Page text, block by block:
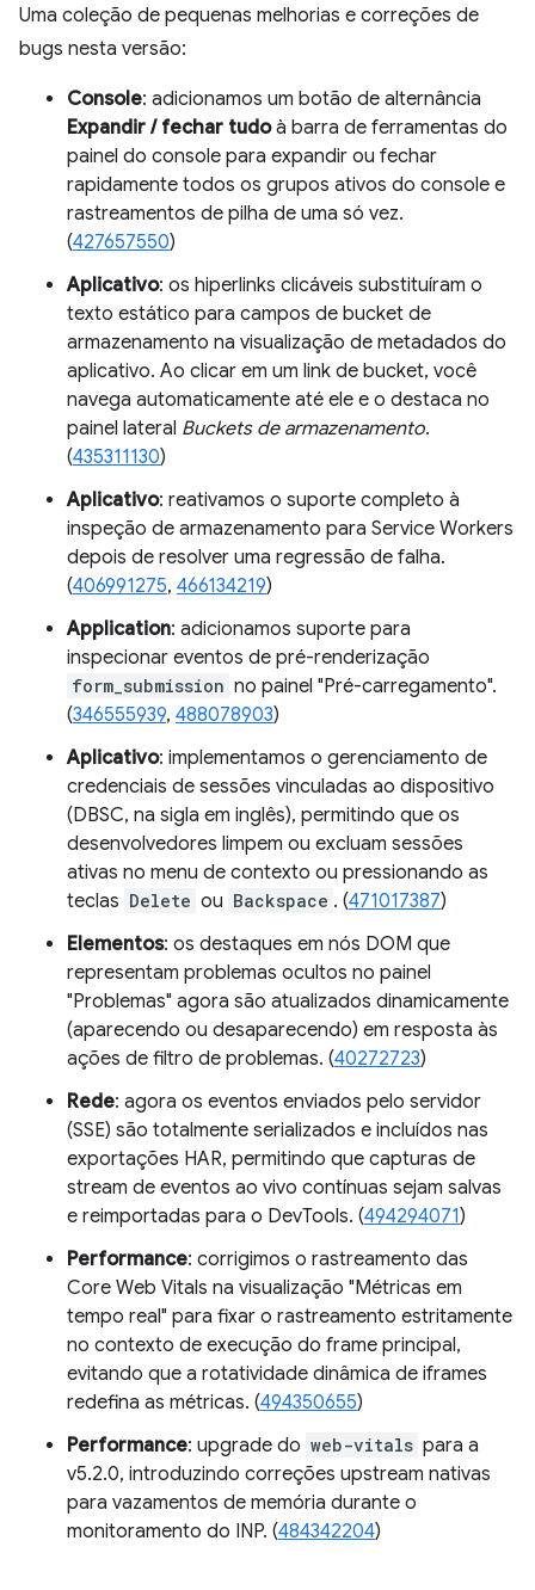
Uma coleção de pequenas melhorias e correções de
bugs nesta versão:
Console: adicionamos um botão de alternância
Expandir / fechar tudoà barra de ferramentas do
painel do console para expandir ou fechar
rapidamente todos os grupos ativos do console e
rastreamentos de pilha de uma só vez.
(427657550)
Aplicativo: os hiperlinks clicáveis substituíram o
texto estático para campos de bucket de
armazenamento na visualização de metadados do
aplicativo. Ao clicar em um link de bucket, você
navega automaticamente até ele e o destaca no
painel lateral Buckets de armazenamento.
(435311130)
Aplicativo: reativamos o suporte completo à
inspeção de armazenamento para Service Workers
depois de resolver uma regressão de falha.
(406991275, 466134219)
Application: adicionamos suporte para
inspecionar eventos de pré-renderização
form_submission no painel "Pré-carregamento".
(346555939, 488078903)
Aplicativo: implementamos o gerenciamento de
credenciais de sessões vinculadas ao dispositivo
(DBSC, na sigla em inglês), permitindo que os
desenvolvedores limpem ou excluam sessões
ativas no menu de contexto ou pressionando as
teclas Delete ou Backspace . (471017387)
Elementos: os destaques em nós DOM que
representam problemas ocultos no painel
"Problemas" agora são atualizados dinamicamente
(aparecendo ou desaparecendo) em resposta às
ações de filtro de problemas. (40272723)
Rede: agora os eventos enviados pelo servidor
(SSE) são totalmente serializados e incluídos nas
exportações HAR, permitindo que capturas de
stream de eventos ao vivo contínuas sejam salvas
e reimportadas para o DevTools. (494294071)
Performance: corrigimos o rastreamento das
Core Web Vitals na visualização "Métricas em
tempo real" para fixar o rastreamento estritamente
no contexto de execução do frame principal,
evitando que a rotatividade dinâmica de iframes
redefina as métricas. (494350655)
Performance: upgrade do web-vitals para a
v5.2.0, introduzindo correções upstream nativas
para vazamentos de memória durante o
monitoramento do INP. (484342204)